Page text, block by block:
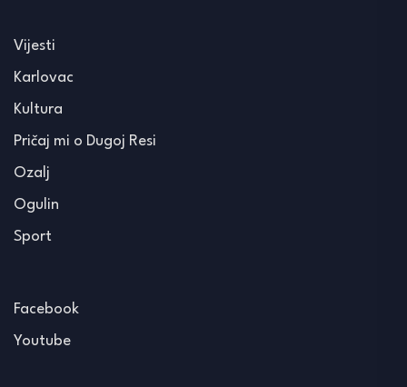
Vijesti
Karlovac
Kultura
Pričaj mi o Dugoj Resi
Ozalj
Ogulin
Sport
Facebook
Youtube